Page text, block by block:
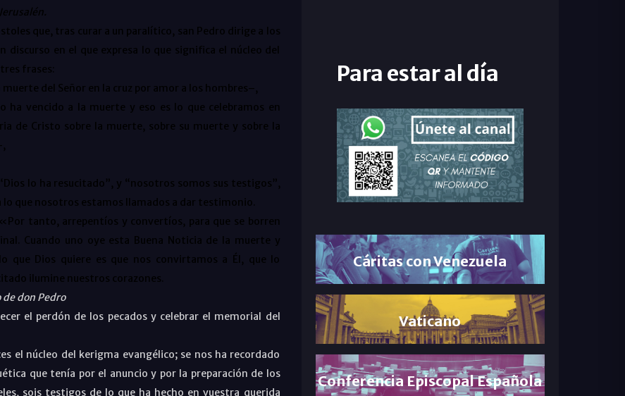
que, tras curar a un paralítico, san Pedro dirige a los
discurso en el que expresa lo que significa el núcleo del
frases:
del Señor en la cruz por amor a los hombres–,
ha vencido a la muerte y eso es lo que celebramos en
de Cristo sobre la muerte, sobre su muerte y sobre la
lo ha resucitado”, y “nosotros somos sus testigos”,
lo que nosotros estamos llamados a dar testimonio.
tanto, arrepentíos y convertíos, para que se borren
Cuando uno oye esta Buena Noticia de la muerte y
que Dios quiere es que nos convirtamos a Él, que lo
ilumine nuestros corazones.
don Pedro
el perdón de los pecados y celebrar el memorial del
el núcleo del kerigma evangélico; se nos ha recordado
que tenía por el anuncio y por la preparación de los
sois testigos de lo que ha hecho en vuestra querida
Para estar al día
Cáritas con Venezuela
Vaticano
Conferencia Episcopal Española